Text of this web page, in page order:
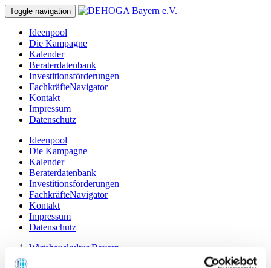
Toggle navigation
Ideenpool
Die Kampagne
Kalender
Beraterdatenbank
Investitionsförderungen
FachkräfteNavigator
Kontakt
Impressum
Datenschutz
Ideenpool
Die Kampagne
Kalender
Beraterdatenbank
Investitionsförderungen
FachkräfteNavigator
Kontakt
Impressum
Datenschutz
Wirtshauskultur Bayern